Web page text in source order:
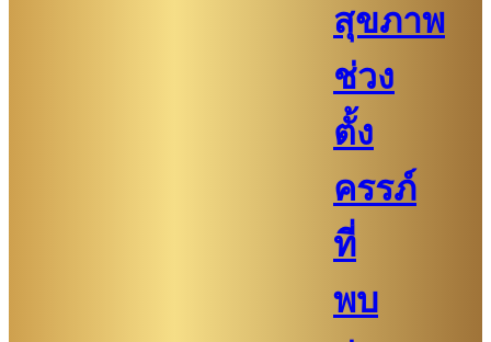
สุขภาพ
ช่วง
ตั้ง
ครรภ์
ที่
พบ